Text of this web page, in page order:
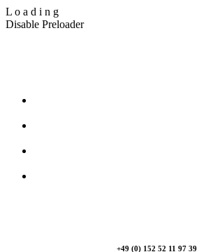
L o a d i n g
Disable Preloader
+49 (0) 152 52 11 97 39